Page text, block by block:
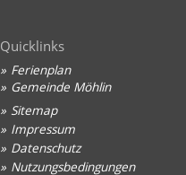
Quicklinks
Ferienplan
Gemeinde Möhlin
Sitemap
Impressum
Datenschutz
Nutzungsbedingungen